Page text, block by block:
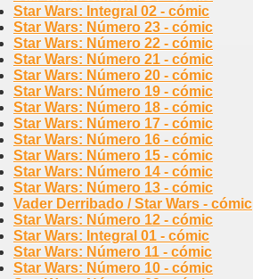
Star Wars: Integral 02 - cómic
Star Wars: Número 23 - cómic
Star Wars: Número 22 - cómic
Star Wars: Número 21 - cómic
Star Wars: Número 20 - cómic
Star Wars: Número 19 - cómic
Star Wars: Número 18 - cómic
Star Wars: Número 17 - cómic
Star Wars: Número 16 - cómic
Star Wars: Número 15 - cómic
Star Wars: Número 14 - cómic
Star Wars: Número 13 - cómic
Vader Derribado / Star Wars - cómic
Star Wars: Número 12 - cómic
Star Wars: Integral 01 - cómic
Star Wars: Número 11 - cómic
Star Wars: Número 10 - cómic